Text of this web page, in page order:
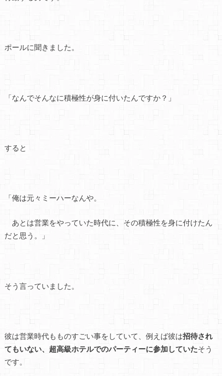
ポールに聞きました。
「なんでそんなに積極性が身に付いたんですか？」
すると
「俺は元々ミーハーなんや。
あとは営業をやっていた時代に、その積極性を身に付けたん
だと思う。」
そう言っていました。
彼は営業時代もものすごい事をしていて、例えば彼は招待され
てもいない、超高級ホテルでのパーティーに参加していたそう
です。